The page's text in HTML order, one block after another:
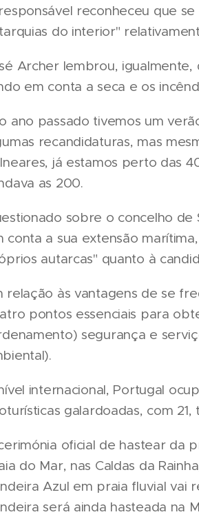
reconheceu que
do interior"
Archer lembrou,
em conta a seca e os
ano passado tivemos um
recandidaturas, mas
já estamos perto das
as 200.
sobre o concelho
conta a sua extensão
autarcas" quanto à
relação às vantagens de se
pontos essenciais para
segurança e
internacional, Portugal
galardoadas, com
oficial de hastear da
do Mar, nas Caldas da
Azul em praia fluvial vai
será ainda hasteada na